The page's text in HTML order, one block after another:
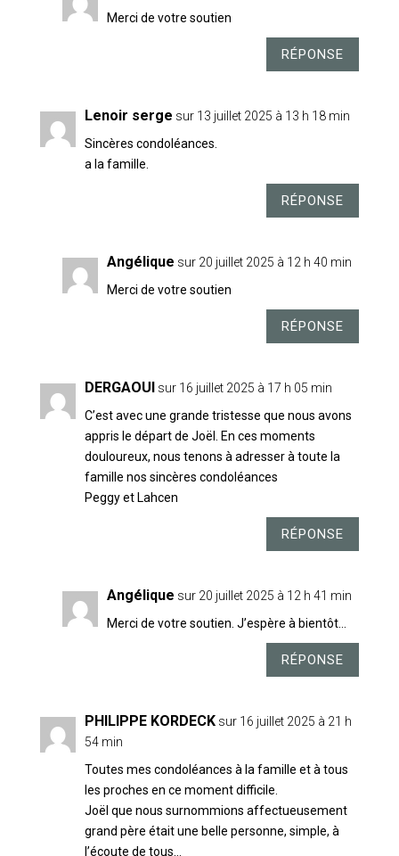
Merci de votre soutien
RÉPONSE
Lenoir serge sur 13 juillet 2025 à 13 h 18 min
Sincères condoléances.
a la famille.
RÉPONSE
Angélique sur 20 juillet 2025 à 12 h 40 min
Merci de votre soutien
RÉPONSE
DERGAOUI sur 16 juillet 2025 à 17 h 05 min
C’est avec une grande tristesse que nous avons
appris le départ de Joël. En ces moments
douloureux, nous tenons à adresser à toute la
famille nos sincères condoléances
Peggy et Lahcen
RÉPONSE
Angélique sur 20 juillet 2025 à 12 h 41 min
Merci de votre soutien. J’espère à bientôt…
RÉPONSE
PHILIPPE KORDECK sur 16 juillet 2025 à 21 h
54 min
Toutes mes condoléances à la famille et à tous
les proches en ce moment difficile.
Joël que nous surnommions affectueusement
grand père était une belle personne, simple, à
l’écoute de tous…